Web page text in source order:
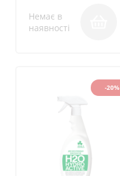
Немає в
наявності
-20%